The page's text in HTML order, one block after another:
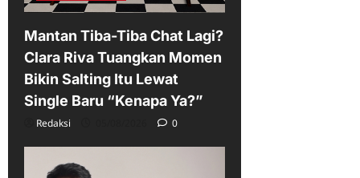
Mantan Tiba-Tiba Chat Lagi?
Clara Riva Tuangkan Momen
Bikin Salting Itu Lewat
Single Baru “Kenapa Ya?”
Redaksi 0